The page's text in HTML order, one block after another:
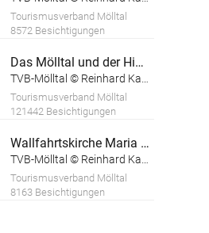
Tourismusverband Mölltal
8572 Besichtigungen
Das Mölltal und der Himmelbauer
Tourismusverband Mölltal
121442 Besichtigungen
Wallfahrtskirche Maria am Sandbichl
Tourismusverband Mölltal
8163 Besichtigungen